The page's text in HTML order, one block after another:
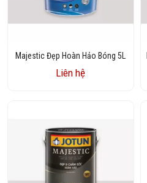
Majestic Đẹp Hoàn Hảo Bóng 5L
Liên hệ